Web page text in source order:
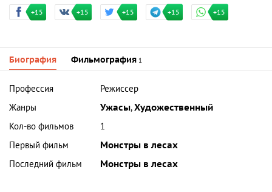
+15 +15 +15 +15 +15
Биография Фильмография 1
Профессия
Режиссер
Жанры
Ужасы,Художественный
Кол-во фильмов
1
Первый фильм
Монстры в лесах
Последний фильм
Монстры в лесах